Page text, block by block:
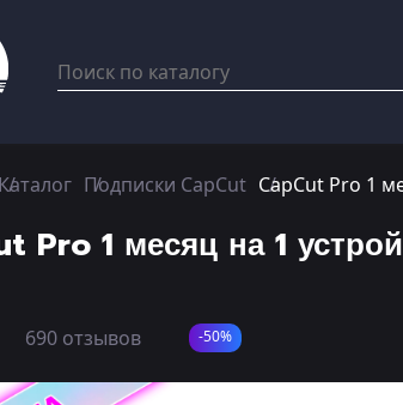
Каталог Подписки CapCut CapCut Pro 1
Pro 1 месяц на 1
690 отзывов -50%